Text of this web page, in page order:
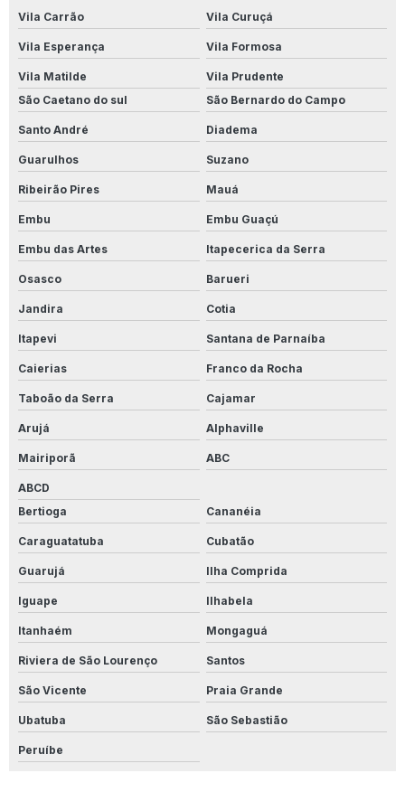
Produto Para Limpar Parede De Banheiro
Produto Para Limpar Parede Branca
Produto Para Limpar Parede Encardida
Produto Para Limpar Parede Com Mofo
Produto Para Limpar Parede Pintada
Produto Para Limpar Parede Suja
Produto Para Limpar Piso Antiderrapante
Produto Para Limpar Piso Branco
Produto Para Limpar Piso Do Banheiro
Produto Para Limpar Piso Porcelanato
Produto Para Limpar Piso De Quintal
Produto Para Limpar Pisos Ceramica
Produto Para Limpar Porcelanato Amadeirado
Produto Para Limpar Porcelanato Branco
Produto Para Limpar Porcelanato Fosco
Produto Para Limpar Porcelanato Polido Pós Obra
Produto Para Limpar Porcelanato Pós Obra
Produto Para Limpar Rejunte
Vila Carrão Vila Curuçá
Vila Esperança Vila Formosa
Vila Matilde
Vila Prudente
São Caetano do sul
São Bernardo do Campo
Santo André Diadema
Guarulhos Suzano
Ribeirão Pires Mauá
Embu Embu Guaçú
Embu das Artes Itapecerica da Serra
Osasco Barueri
Jandira Cotia
Itapevi Santana de Parnaíba
Caierias Franco da Rocha
Taboão da Serra Cajamar
Arujá Alphaville
Mairiporã ABC
ABCD
Bertioga
Cananéia
Caraguatatuba Cubatão
Guarujá Ilha Comprida
Iguape Ilhabela
Itanhaém Mongaguá
Riviera de São Lourenço Santos
São Vicente Praia Grande
Ubatuba São Sebastião
Peruíbe